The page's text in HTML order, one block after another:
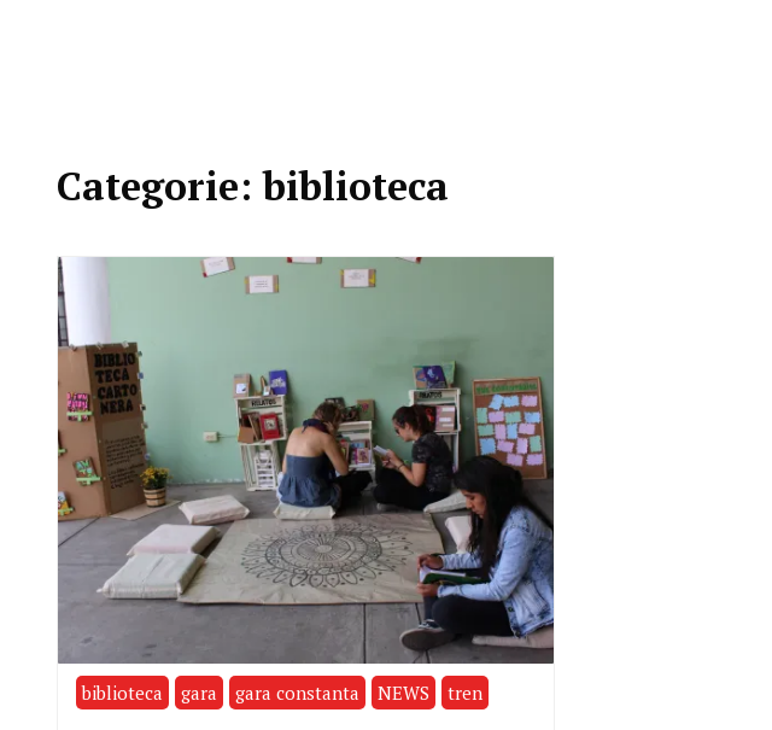
Categorie:biblioteca
biblioteca gara gara constanta NEWS tren